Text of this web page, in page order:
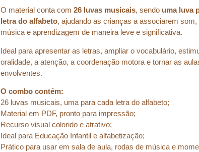
O material conta com 26 luvas musicais, sendo uma luva
letra do alfabeto, ajudando as crianças a associarem som,
música e aprendizagem de maneira leve e significativa.
Ideal para apresentar as letras, ampliar o vocabulário,
oralidade, a atenção, a coordenação motora e tornar as
envolventes.
O combo contém:
26 luvas musicais, uma para cada letra do alfabeto;
Material em PDF, pronto para impressão;
Recurso visual colorido e atrativo;
Ideal para Educação Infantil e alfabetização;
Prático para usar em sala de aula, rodas de música e